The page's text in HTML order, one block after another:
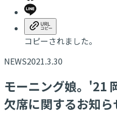
コピーされました。
NEWS2021.3.30
モーニング娘。'21
欠席に関するお知ら